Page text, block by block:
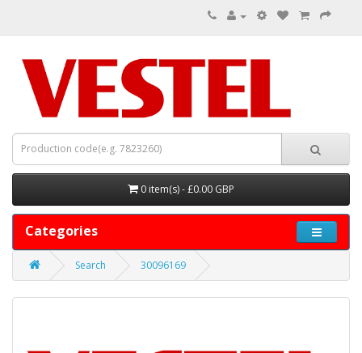
0 item(s) - £0.00 GBP
Categories
Search 30096169